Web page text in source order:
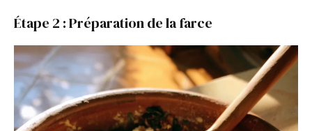
Étape 2 : Préparation de la farce